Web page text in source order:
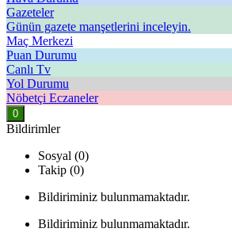
Gazeteler
Günün gazete manşetlerini inceleyin.
Maç Merkezi
Puan Durumu
Canlı Tv
Yol Durumu
Nöbetçi Eczaneler
0
Bildirimler
Sosyal (0)
Takip (0)
Bildiriminiz bulunmamaktadır.
Bildiriminiz bulunmamaktadır.